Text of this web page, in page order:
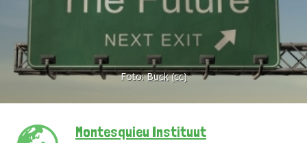
Foto:Buck (cc)
Montesquieu Instituut